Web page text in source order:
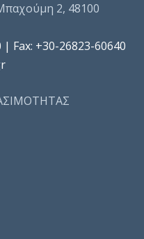
2, 48100
Fax: +30-26823-60640